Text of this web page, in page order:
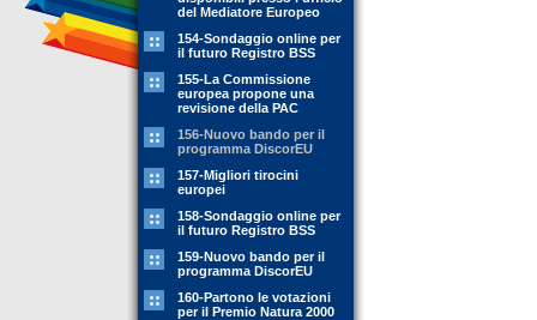
del Mediatore Europeo
154-Sondaggio online per
il futuro Registro BSS
155-La Commissione
europea propone una
revisione della PAC
156-Nuovo bando per il
programma DiscorEU
157-Migliori tirocini
europei
158-Sondaggio online per
il futuro Registro BSS
159-Nuovo bando per il
programma DiscorEU
160-Partono le votazioni
per il Premio Natura 2000